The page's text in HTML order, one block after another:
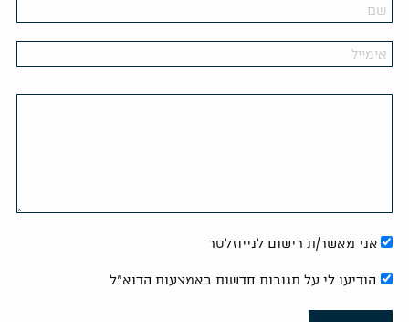
אני מאשר/ת רישום לנייוזלטר
הודיעו לי על תגובות חדשות באמצעות הדוא"ל